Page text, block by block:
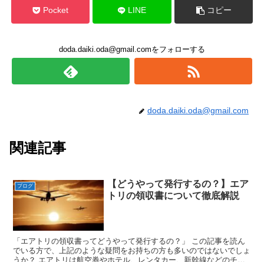
Pocket LINE コピー
doda.daiki.oda@gmail.comをフォローする
doda.daiki.oda@gmail.com
関連記事
ブログ
【どうやって発行するの？】エア
トリの領収書について徹底解説
「エアトリの領収書ってどうやって発行するの？」 この記事を読ん
でいる方で、上記のような疑問をお持ちの方も多いのではないでしょ
うか？ エアトリは航空券やホテル、レンタカー、新幹線などのチケ